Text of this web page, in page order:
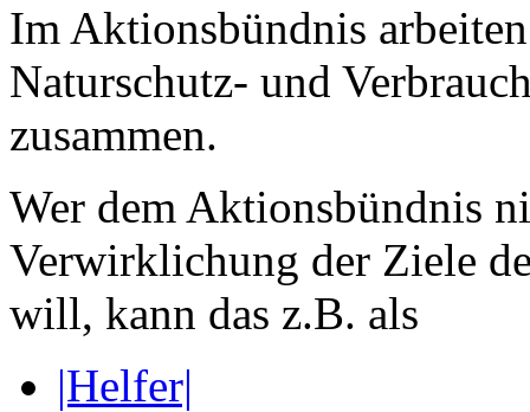
Im Aktionsbündnis
Naturschutz- und
zusammen.
Wer dem Aktionsbündnis
Verwirklichung der Ziele
will, kann das z.B. als
|Helfer|